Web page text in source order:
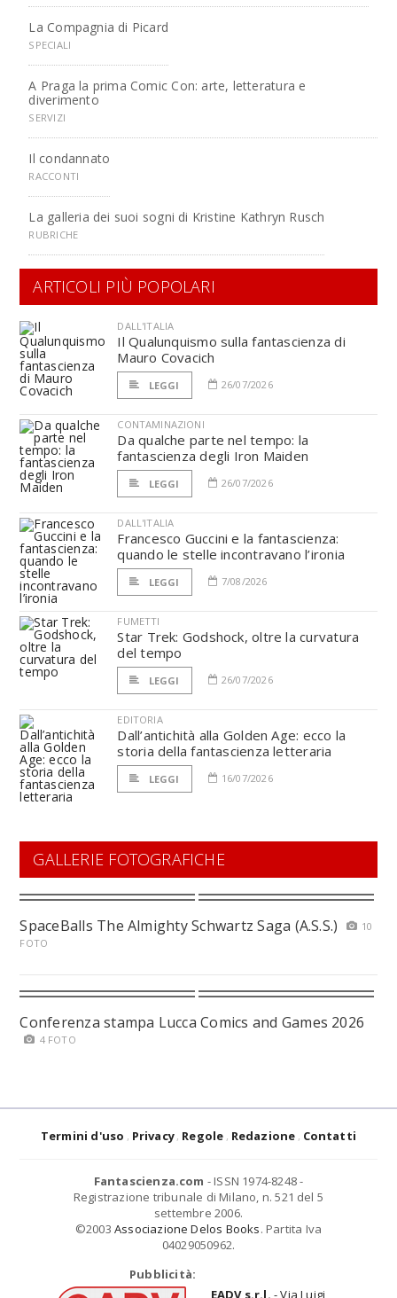
La Compagnia di Picard
SPECIALI
A Praga la prima Comic Con: arte, letteratura e
diverimento
SERVIZI
Il condannato
RACCONTI
La galleria dei suoi sogni di Kristine Kathryn Rusch
RUBRICHE
ARTICOLI PIÙ POPOLARI
DALL'ITALIA
Il Qualunquismo sulla fantascienza di
Mauro Covacich
LEGGI 26/07/2026
CONTAMINAZIONI
Da qualche parte nel tempo: la
fantascienza degli Iron Maiden
LEGGI 26/07/2026
DALL'ITALIA
Francesco Guccini e la fantascienza:
quando le stelle incontravano l’ironia
LEGGI 7/08/2026
FUMETTI
Star Trek: Godshock, oltre la curvatura
del tempo
LEGGI 26/07/2026
EDITORIA
Dall’antichità alla Golden Age: ecco la
storia della fantascienza letteraria
LEGGI 16/07/2026
GALLERIE FOTOGRAFICHE
SpaceBalls The Almighty Schwartz Saga (A.S.S.)
10
FOTO
Conferenza stampa Lucca Comics and Games 2026
4 FOTO
Termini d'uso Privacy Regole Redazione Contatti
Fantascienza.com - ISSN 1974-8248 -
Registrazione tribunale di Milano, n. 521 del 5
settembre 2006.
©2003 Associazione Delos Books. Partita Iva
04029050962.
Pubblicità:
EADV s.r.l. - Via Luigi